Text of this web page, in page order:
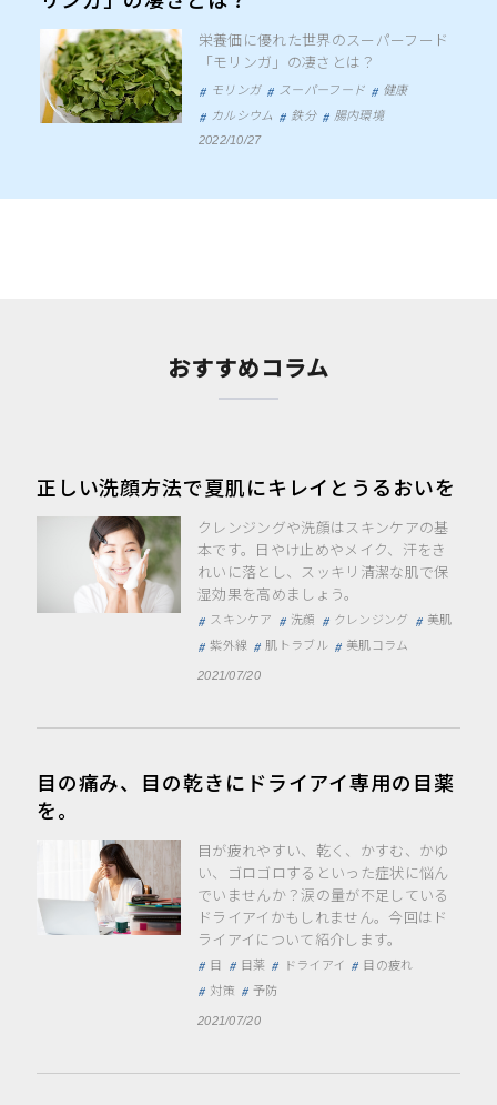
栄養価に優れた世界のスーパーフード
「モリンガ」の凄さとは？
モリンガ スーパーフード
健康
カルシウム
鉄分 腸内環境
2022/10/27
おすすめコラム
正しい洗顔方法で夏肌にキレイとうるおいを
クレンジングや洗顔はスキンケアの基
本です。日やけ止めやメイク、汗をき
れいに落とし、スッキリ清潔な肌で保
湿効果を高めましょう。
スキンケア 洗顔 クレンジング
美肌
紫外線
肌トラブル 美肌コラム
2021/07/20
目の痛み、目の乾きにドライアイ専用の目薬
を。
目が疲れやすい、乾く、かすむ、かゆ
い、ゴロゴロするといった症状に悩ん
でいませんか？涙の量が不足している
ドライアイかもしれません。今回はド
ライアイについて紹介します。
目 目薬 ドライアイ
目の疲れ
対策
予防
2021/07/20